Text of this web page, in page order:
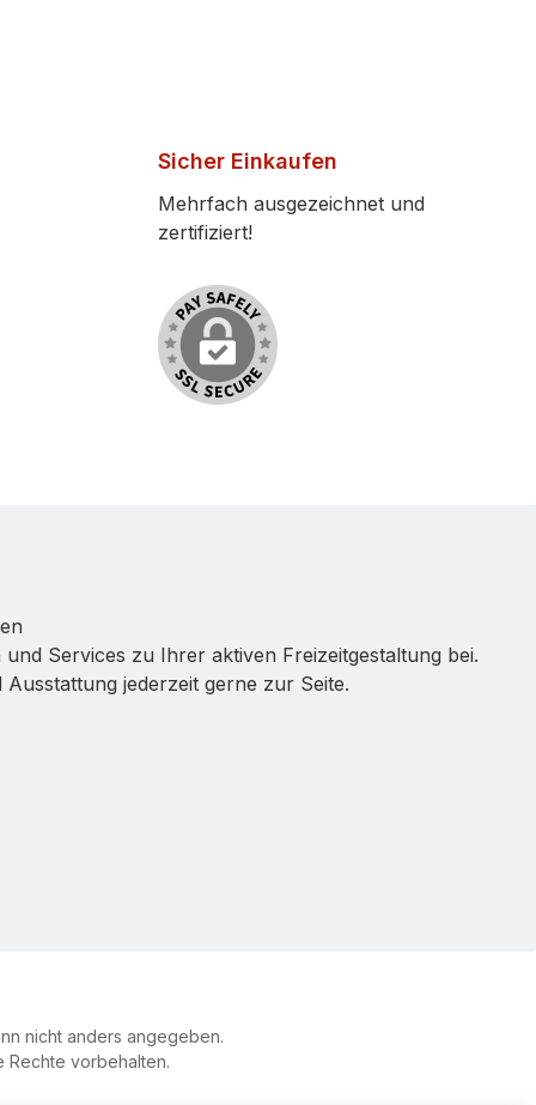
Sicher Einkaufen
Mehrfach ausgezeichnet und
zertifiziert!
Services zu Ihrer aktiven Freizeitgestaltung bei.
jederzeit gerne zur Seite.
nicht anders angegeben.
Rechte vorbehalten.